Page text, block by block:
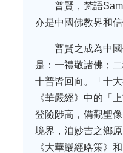
普賢，梵語
亦是中國佛教界和
普賢之成為中
是：一禮敬諸佛；
十普皆回向。「十
《華嚴經》中的「
登險陟高，備觀聖
境界，洎妙吉之鄉
《大華嚴經略策》